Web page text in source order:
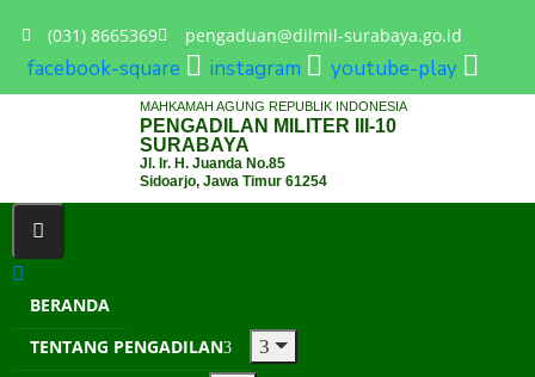
(031) 8665369 pengaduan@dilmil-surabaya.go.id
facebook-square instagram youtube-play
MAHKAMAH AGUNG REPUBLIK INDONESIA
PENGADILAN MILITER III-10
SURABAYA
Jl. Ir. H. Juanda No.85
Sidoarjo, Jawa Timur 61254
BERANDA
TENTANG PENGADILAN